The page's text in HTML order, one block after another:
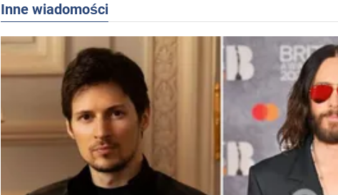
Inne wiadomości